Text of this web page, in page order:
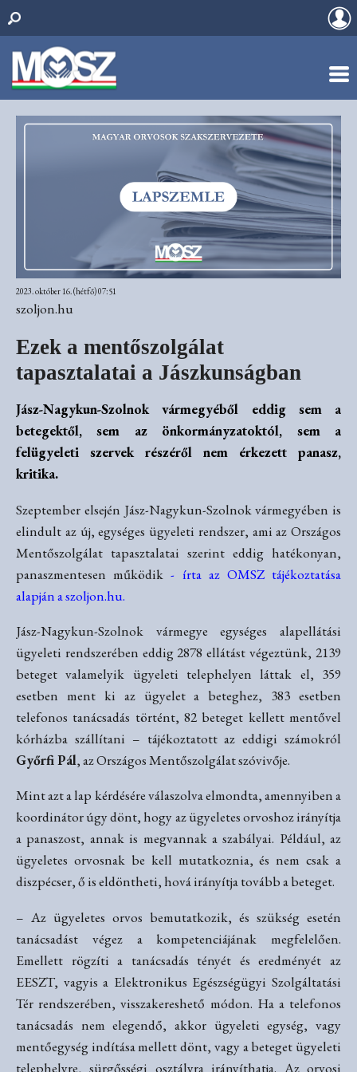
2023. október 16. (hétfő) 07:51
szoljon.hu
Ezek a mentőszolgálat
tapasztalatai a Jászkunságban
Jász-Nagykun-Szolnok vármegyéből eddig sem a
betegektől, sem az önkormányzatoktól, sem a
felügyeleti szervek részéről nem érkezett panasz,
kritika.
Szeptember elsején Jász-Nagykun-Szolnok vármegyében is
elindult az új, egységes ügyeleti rendszer, ami az Országos
Mentőszolgálat tapasztalatai szerint eddig hatékonyan,
panaszmentesen működik- írta az OMSZ tájékoztatása
alapján a szoljon.hu.
Jász-Nagykun-Szolnok vármegye egységes alapellátási
ügyeleti rendszerében eddig 2878 ellátást végeztünk, 2139
beteget valamelyik ügyeleti telephelyen láttak el, 359
esetben ment ki az ügyelet a beteghez, 383 esetben
telefonos tanácsadás történt, 82 beteget kellett mentővel
kórházba szállítani – tájékoztatott az eddigi számokról
Győrfi Pál, az Országos Mentőszolgálat szóvivője.
Mint azt a lap kérdésére válaszolva elmondta, amennyiben a
koordinátor úgy dönt, hogy az ügyeletes orvoshoz irányítja
a panaszost, annak is megvannak a szabályai. Például, az
ügyeletes orvosnak be kell mutatkoznia, és nem csak a
diszpécser, ő is eldöntheti, hová irányítja tovább a beteget.
– Az ügyeletes orvos bemutatkozik, és szükség esetén
tanácsadást végez a kompetenciájának megfelelően.
Emellett rögzíti a tanácsadás tényét és eredményét az
EESZT, vagyis a Elektronikus Egészségügyi Szolgáltatási
Tér rendszerében, visszakereshető módon. Ha a telefonos
tanácsadás nem elegendő, akkor ügyeleti egység, vagy
mentőegység indítása mellett dönt, vagy a beteget ügyeleti
telephelyre, sürgősségi osztályra irányíthatja. Az orvosi